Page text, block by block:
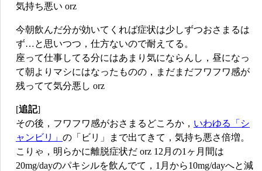
気持ち悪い orz
今朝飲んだ分が効いてくれば症状は少しずつおさまるは
ず…と思いつつ，仕方ないので耐えてる。
座って仕事してる分にはあまり気にならんし，昼になっ
て朝よりマシにはなったものの，まだまだフワフワ感が
残ってて気分悪し orz
[追記]
その後，フワフワ感がおさまるどころか， いわゆる「シ
ャンビリ」 の「ビリ」まで出てきて，気持ち悪さ倍増。
こりゃ，明らかに離脱症状だ orz 12月の1ヶ月間は
20mg/dayのパキシルを飲んでて，1月から10mg/dayへと減